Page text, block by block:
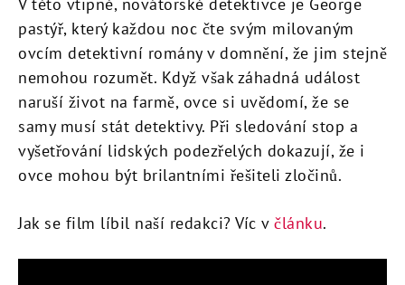
V této vtipné, novátorské detektivce je George
pastýř, který každou noc čte svým milovaným
ovcím detektivní romány v domnění, že jim stejně
nemohou rozumět. Když však záhadná událost
naruší život na farmě, ovce si uvědomí, že se
samy musí stát detektivy. Při sledování stop a
vyšetřování lidských podezřelých dokazují, že i
ovce mohou být brilantními řešiteli zločinů.
Jak se film líbil naší redakci? Víc v článku.